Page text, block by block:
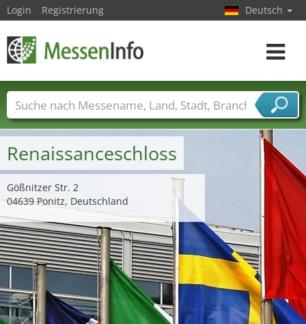
Renaissanceschloss
Gößnitzer Str. 2
04639 Ponitz, Deutschland
Login Registrierung Deutsch
Toggle
Messenamen Länder Städte
Branchen
Dienstleisterbranchen